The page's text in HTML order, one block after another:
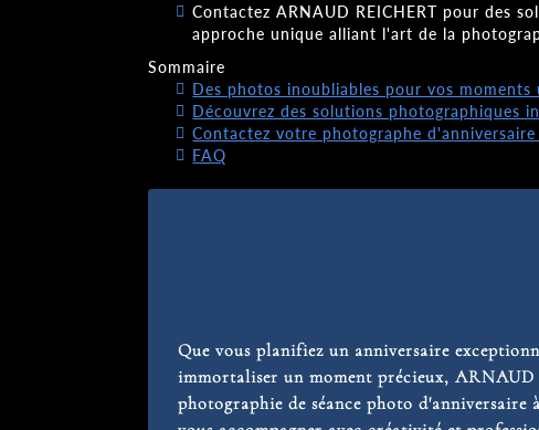
Contactez ARNAUD REICHERT pour des
approche unique alliant l'art de la
Sommaire
Des photos inoubliables pour vos moments
Découvrez des solutions photographiques
Contactez votre photographe
FAQ
Que vous planifiez un anniversaire
immortaliser un moment précieux,
photographie de séance photo d'anniversaire